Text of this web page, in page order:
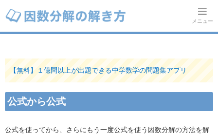
メニュー
【無料】１億問以上が出題できる中学数学の問題集アプリ
公式から公式
公式を使ってから、さらにもう一度公式を使う因数分解の方法を解